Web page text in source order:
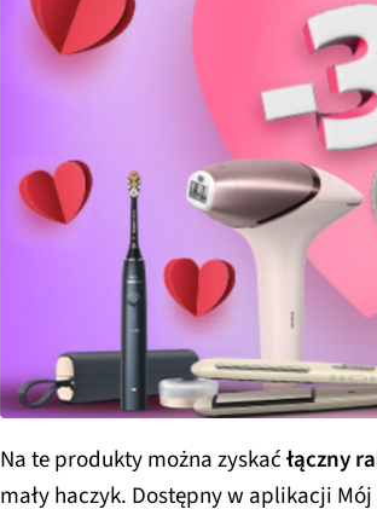
Na te produkty można zyskaćłączny
mały haczyk. Dostępny w aplikacji